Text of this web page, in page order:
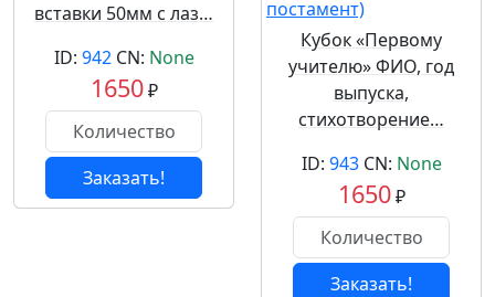
вставки 50мм с лаз…
ID: 942CN: None
1650₽
Заказать!
Кубок «Первому
учителю» ФИО, год
выпуска,
стихотворение…
ID: 943CN: None
1650₽
Заказать!